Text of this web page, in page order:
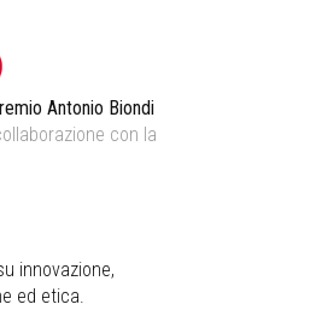
Antonio Biondi
con la
innovazione,
ed etica.